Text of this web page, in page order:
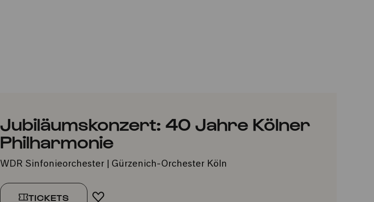
Jubiläumskonzert: 40 Jahre Kölner
Philharmonie
WDR Sinfonieorchester | Gürzenich-Orchester Köln
TICKETS FAVORIT HINZUFÜGEN